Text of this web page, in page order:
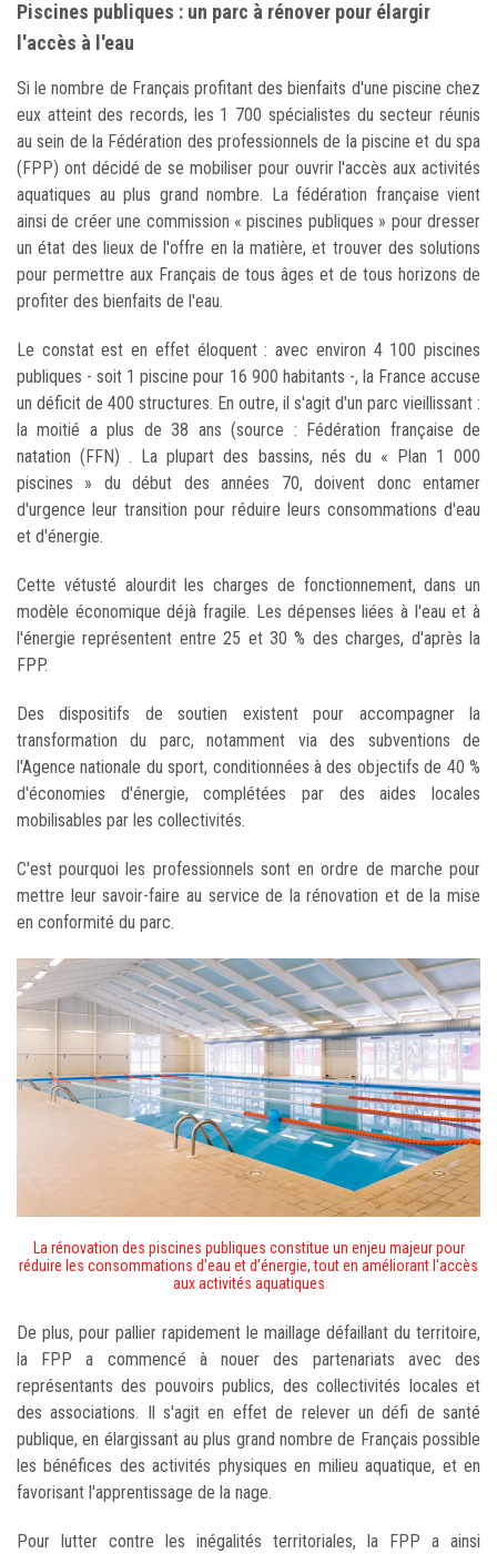
Piscines publiques : un parc à rénover pour élargir
l'accès à l'eau
Si le nombre de Français profitant des bienfaits d'une piscine chez
eux atteint des records, les 1 700 spécialistes du secteur réunis
au sein de la Fédération des professionnels de la piscine et du spa
(FPP) ont décidé de se mobiliser pour ouvrir l'accès aux activités
aquatiques au plus grand nombre. La fédération française vient
ainsi de créer une commission « piscines publiques » pour dresser
un état des lieux de l'offre en la matière, et trouver des solutions
pour permettre aux Français de tous âges et de tous horizons de
profiter des bienfaits de l'eau.
Le constat est en effet éloquent : avec environ 4 100 piscines
publiques - soit 1 piscine pour 16 900 habitants -, la France accuse
un déficit de 400 structures. En outre, il s'agit d'un parc vieillissant :
la moitié a plus de 38 ans (source : Fédération française de
natation (FFN) . La plupart des bassins, nés du « Plan 1 000
piscines » du début des années 70, doivent donc entamer
d'urgence leur transition pour réduire leurs consommations d'eau
et d'énergie.
Cette vétusté alourdit les charges de fonctionnement, dans un
modèle économique déjà fragile. Les dépenses liées à l'eau et à
l'énergie représentent entre 25 et 30 % des charges, d'après la
FPP.
Des dispositifs de soutien existent pour accompagner la
transformation du parc, notamment via des subventions de
l'Agence nationale du sport, conditionnées à des objectifs de 40 %
d'économies d'énergie, complétées par des aides locales
mobilisables par les collectivités.
C'est pourquoi les professionnels sont en ordre de marche pour
mettre leur savoir-faire au service de la rénovation et de la mise
en conformité du parc.
La rénovation des piscines publiques constitue un enjeu majeur pour
réduire les consommations d'eau et d'énergie, tout en améliorant l'accès
aux activités aquatiques
De plus, pour pallier rapidement le maillage défaillant du territoire,
la FPP a commencé à nouer des partenariats avec des
représentants des pouvoirs publics, des collectivités locales et
des associations. Il s'agit en effet de relever un défi de santé
publique, en élargissant au plus grand nombre de Français possible
les bénéfices des activités physiques en milieu aquatique, et en
favorisant l'apprentissage de la nage.
Pour lutter contre les inégalités territoriales, la FPP a ainsi